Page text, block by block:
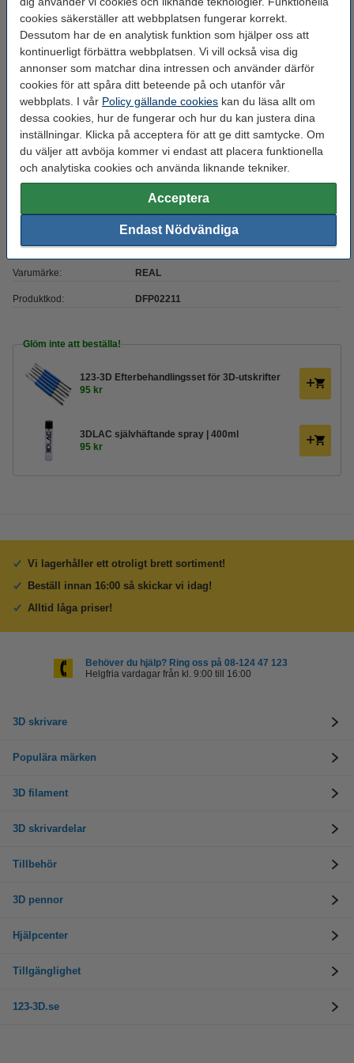
cookies säkerställer att webbplatsen fungerar korrekt.
Dessutom har de en analytisk funktion som hjälper oss att
kontinuerligt förbättra webbplatsen. Vi vill också visa dig
annonser som matchar dina intressen och använder därför
cookies för att spåra ditt beteende på och utanför vår
webbplats. I vår Policy gällande cookies kan du läsa allt om
dessa cookies, hur de fungerar och hur du kan justera dina
inställningar. Klicka på acceptera för att ge ditt samtycke. Om
du väljer att avböja kommer vi endast att placera funktionella
och analytiska cookies och använda liknande tekniker.
Acceptera
Endast Nödvändiga
Färg: Röd
Heated bed temp: 30 - 60 °C
Material: PETG
Max avvikelse: ± 0,05 mm
temperaturområde:
220 - 250 °C
Ral färg nr.: RAL 3020
10,5 cm
Spolens ytterdiameter: Ø 30,0 cm
Varumärke: REAL
Produktkod: DFP02211
Glöm inte att beställa!
123-3D Efterbehandlingsset för 3D-utskrifter
95 kr
3DLAC självhäftande spray | 400ml
95 kr
Vi lagerhåller ett otroligt brett sortiment!
Beställ innan 16:00 så skickar vi idag!
Alltid låga priser!
Behöver du hjälp? Ring oss på 08-124 47 123
Helgfria vardagar från kl. 9:00 till 16:00
3D skrivare
Populära märken
3D filament
3D skrivardelar
Tillbehör
3D pennor
Hjälpcenter
Tillgänglighet
123-3D.se